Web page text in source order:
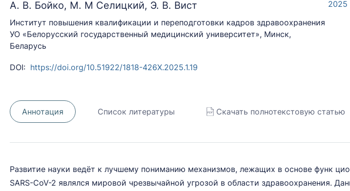
А. В. Бойко, М. М Селицкий, Э. В. Вист
Институт повышения квалификации и переподготовки кадров здравоохранения
УО «Белорусский государственный медицинский университет», Минск,
Беларусь
DOI: https://doi.org/10.51922/1818-426X.2025.1.19
Аннотация Список литературы Скачать полнотекстовую статью
Развитие науки ведёт к лучшему пониманию механизмов, лежащих в основе функ
SARS-CoV-2 являлся мировой чрезвычайной угрозой в области здравоохранения.